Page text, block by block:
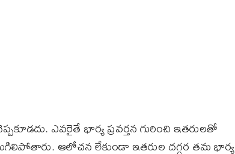
ఎవరైతే భార్య ప్రవర్తన గురించి ఇతరులతో
ఆలోచన లేకుండా ఇతరుల దగ్గర తమ భార్య